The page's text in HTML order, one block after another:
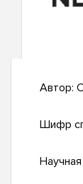
Автор:
Шифр